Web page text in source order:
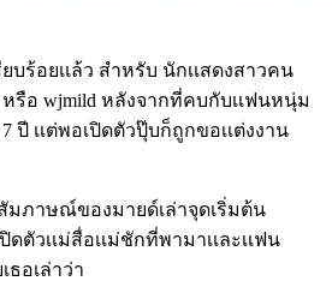
บร้อยเเล้ว สำหรับ นักเเสดงสาวคน
รือ wjmild หลังจากที่คบกับเเฟนหนุ่ม
ปี เเต่พอเปิดตัวปุ๊บก็ถูกขอเเต่งงาน
มภาษณ์ของมายด์เล่าจุดเริ่มต้น
ตัวเเม่สื่อเเม่ชักที่พามาเเละเเฟน
อเล่าว่า